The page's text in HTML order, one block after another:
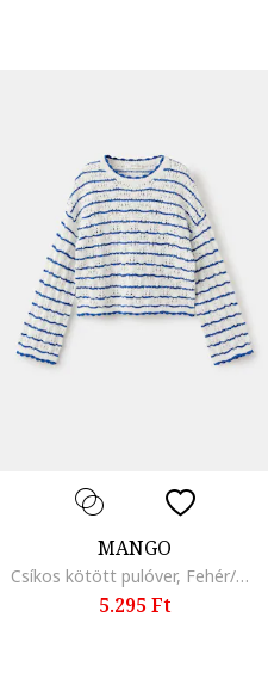
MANGO
Csíkos kötött pulóver, Fehér/Kék
5.295 Ft